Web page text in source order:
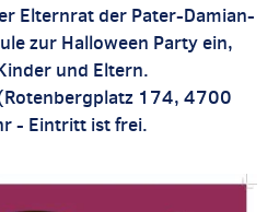
Elternrat der Pater-Damian-
zur Halloween Party ein,
und Eltern.
174, 4700
- Eintritt ist frei.